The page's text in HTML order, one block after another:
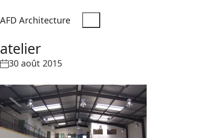
AFD Architecture
atelier
30 août 2015